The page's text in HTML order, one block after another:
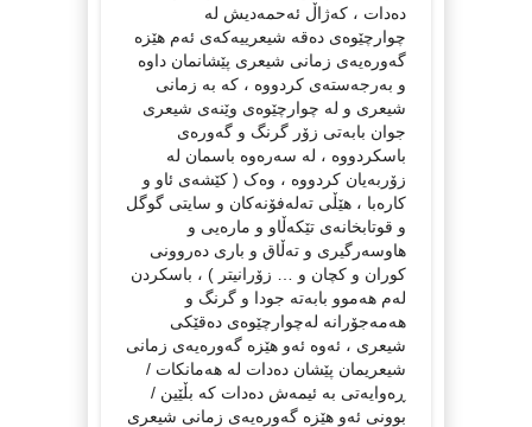
دەدات ، کەژاڵ ئەحمەدیش لە
چوارچێوەی دەقە شیعرییەکەی ئەم هێزە
گەورەیەی زمانی شیعری پێشانمان داوە
و بەرجەستەی کردووە ، کە بە زمانی
شیعری و لە چوارچێوەی وێنەی شیعری
جوان بابەتی زۆر گرنگ و گەورەی
باسکردووە ، لە سەرەوە باسمان لە
زۆربەیان کردووە ، وەک ( کێشەی ئاو و
کارەبا ، هێڵی تەلەفۆنەکان و سایتی گوگل
و قوتابخانەی تێکەڵاو و مارەیی و
هاوسەرگیری و تەڵاق و باری دەروونی
کوران و کچان و … زۆرانیتر ) ، باسکردن
لەم هەموو بابەتە جودا و گرنگ و
هەمەجۆرانە لەچوارچێوەی دەقێکی
شیعری ، ئەوە ئەو هێزە گەورەیەی زمانی
شیعریمان پێشان دەدات لە هەمانکات /
ڕەوایەتی بە ئیمەش دەدات کە بڵێین /
بوونی ئەو هێزە گەورەیەی زمانی شیعری